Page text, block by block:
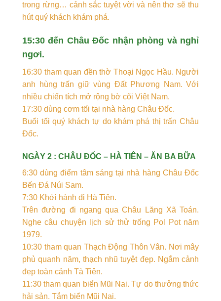
trong rừng… cảnh sắc tuyệt vời và nên thơ sẽ thu
hút quý khách khám phá.
15:30 đến Châu Đốc nhận phòng và nghỉ
ngơi.
16:30 tham quan đền thờ Thoại Ngọc Hầu. Người
anh hùng trấn giữ vùng Đất Phương Nam. Với
nhiều chiến tích mở rộng bờ cõi Việt Nam.
17:30 dùng cơm tối tại nhà hàng Châu Đốc.
Buổi tối quý khách tự do khám phá thị trấn Châu
Đốc.
NGÀY 2 : CHÂU ĐỐC – HÀ TIÊN – ĂN BA BỮA
6:30 dùng điểm tâm sáng tại nhà hàng Châu Đốc
Bến Đá Núi Sam.
7:30 Khởi hành đi Hà Tiên.
Trên đường đi ngang qua Châu Lăng Xã Toán.
Nghe câu chuyện lịch sử thử trống Pol Pot năm
1979.
10:30 tham quan Thạch Động Thôn Vân. Nơi mây
phủ quanh năm, thạch nhũ tuyệt đẹp. Ngắm cảnh
đẹp toàn cảnh Tà Tiên.
11:30 tham quan biển Mũi Nai. Tự do thưởng thức
hải sản. Tắm biển Mũi Nai.